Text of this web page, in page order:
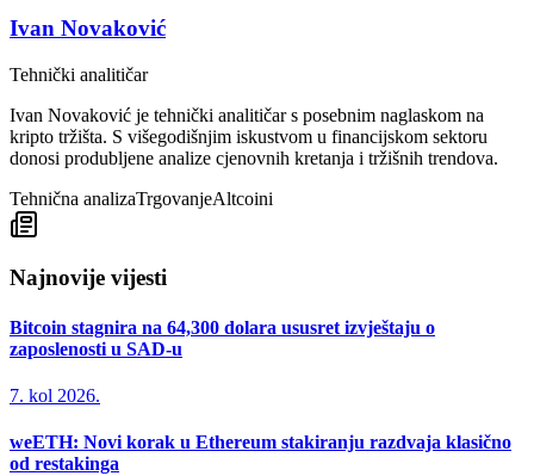
Ivan Novaković
Tehnički analitičar
Ivan Novaković je tehnički analitičar s posebnim naglaskom na
kripto tržišta. S višegodišnjim iskustvom u financijskom sektoru
donosi produbljene analize cjenovnih kretanja i tržišnih trendova.
Tehnična analizaTrgovanjeAltcoini
Najnovije vijesti
Bitcoin stagnira na 64,300 dolara ususret izvještaju o
zaposlenosti u SAD-u
7. kol 2026.
weETH: Novi korak u Ethereum stakiranju razdvaja klasično
od restakinga